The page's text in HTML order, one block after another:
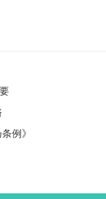
例》